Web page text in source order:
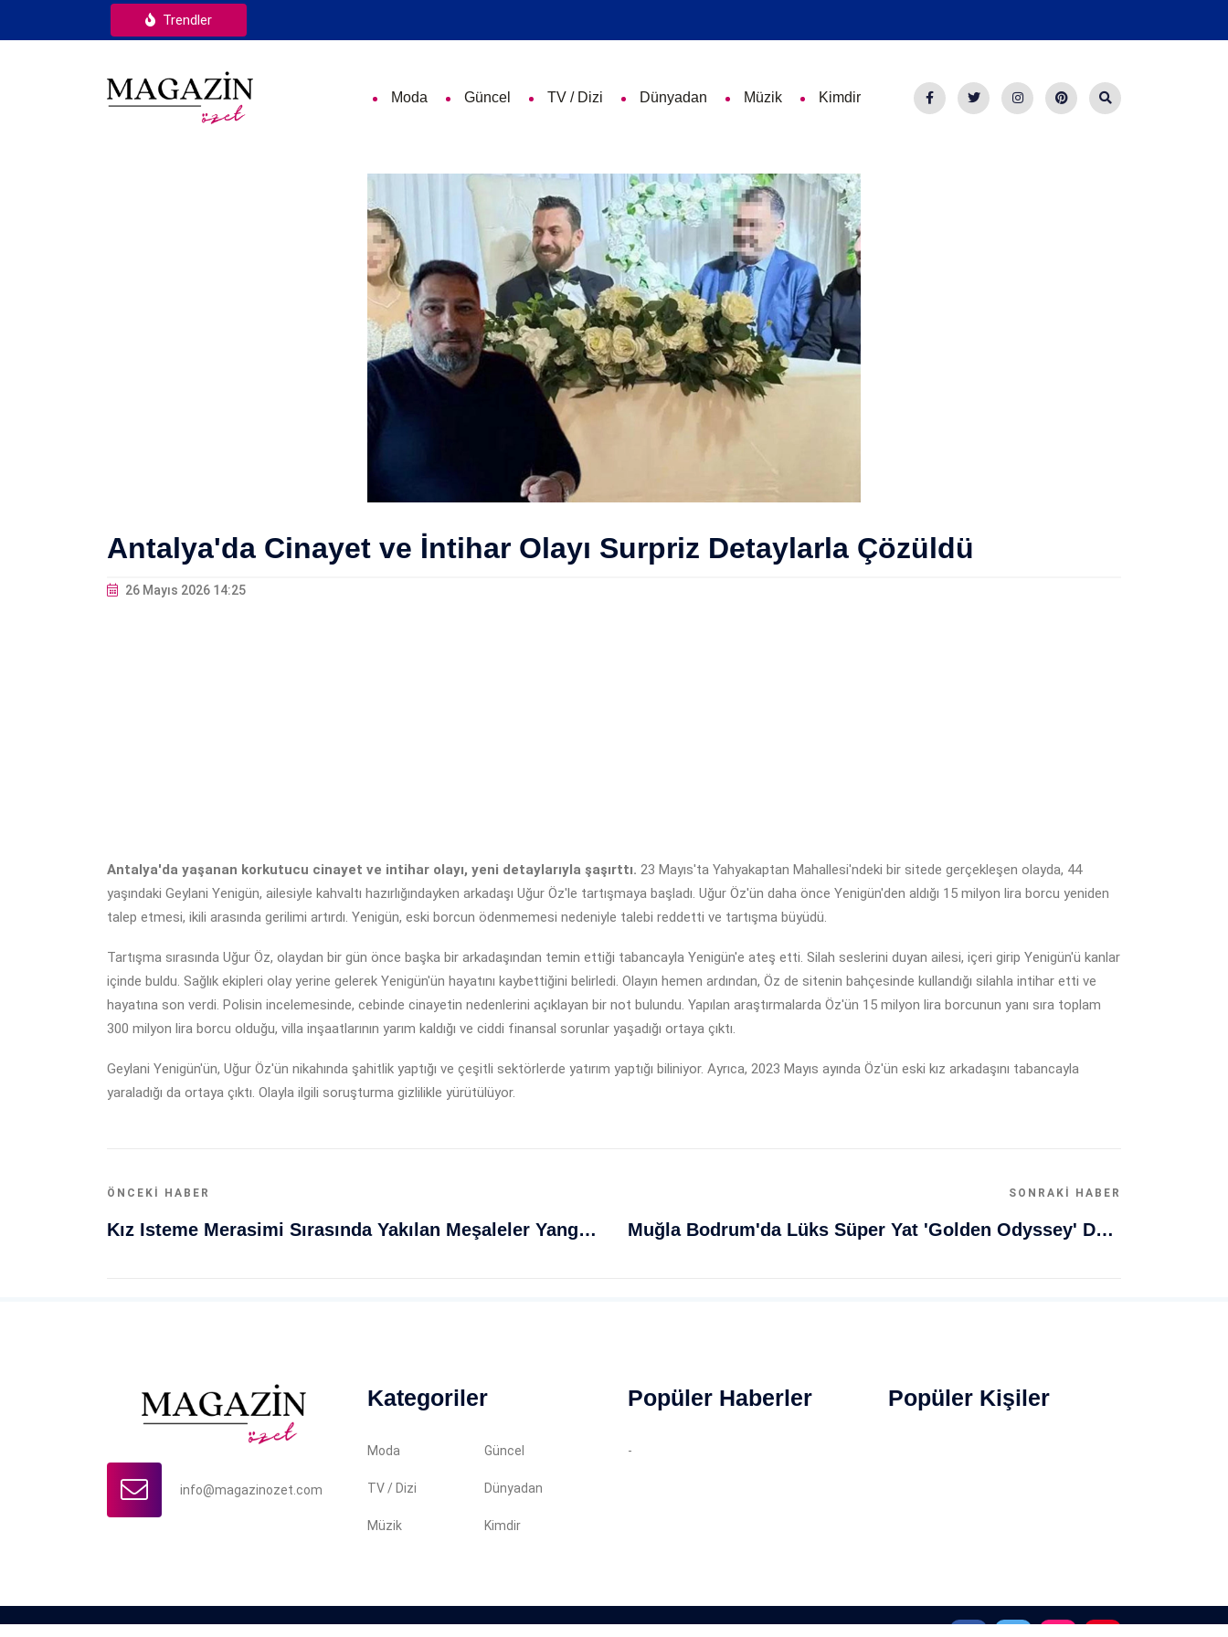
Trendler
Moda Güncel TV / Dizi Dünyadan Müzik Kimdir
Antalya'da Cinayet ve İntihar Olayı Surpriz Detaylarla Çözüldü
26 Mayıs 2026 14:25
Antalya'da yaşanan korkutucu cinayet ve intihar olayı, yeni detaylarıyla şaşırttı. 23 Mayıs'ta Yahyakaptan Mahallesi'ndeki bir sitede gerçekleşen olayda, 44
yaşındaki Geylani Yenigün, ailesiyle kahvaltı hazırlığındayken arkadaşı Uğur Öz'le tartışmaya başladı. Uğur Öz'ün daha önce Yenigün'den aldığı 15 milyon lira borcu yeniden
talep etmesi, ikili arasında gerilimi artırdı. Yenigün, eski borcun ödenmemesi nedeniyle talebi reddetti ve tartışma büyüdü.
Tartışma sırasında Uğur Öz, olaydan bir gün önce başka bir arkadaşından temin ettiği tabancayla Yenigün'e ateş etti. Silah seslerini duyan ailesi, içeri girip Yenigün'ü kanlar
içinde buldu. Sağlık ekipleri olay yerine gelerek Yenigün'ün hayatını kaybettiğini belirledi. Olayın hemen ardından, Öz de sitenin bahçesinde kullandığı silahla intihar etti ve
hayatına son verdi. Polisin incelemesinde, cebinde cinayetin nedenlerini açıklayan bir not bulundu. Yapılan araştırmalarda Öz'ün 15 milyon lira borcunun yanı sıra toplam
300 milyon lira borcu olduğu, villa inşaatlarının yarım kaldığı ve ciddi finansal sorunlar yaşadığı ortaya çıktı.
Geylani Yenigün'ün, Uğur Öz'ün nikahında şahitlik yaptığı ve çeşitli sektörlerde yatırım yaptığı biliniyor. Ayrıca, 2023 Mayıs ayında Öz'ün eski kız arkadaşını tabancayla
yaraladığı da ortaya çıktı. Olayla ilgili soruşturma gizlilikle yürütülüyor.
ÖNCEKI HABER
Kız Isteme Merasimi Sırasında Yakılan Meşaleler Yangın Sanıldı Mağdurları Paniğe Sevk Etti
SONRAKI HABER
Muğla Bodrum'da Lüks Süper Yat 'Golden Odyssey' Demirledi
info@magazinozet.com
Kategoriler
Moda Güncel
TV / Dizi Dünyadan
Müzik Kimdir
Popüler Haberler
-
Popüler Kişiler